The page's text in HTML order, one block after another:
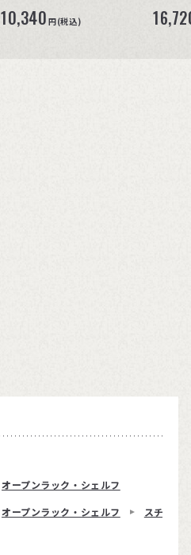
10,340 円(税込)
オープンラック・シェルフ
オープンラック・シェルフ
スチール